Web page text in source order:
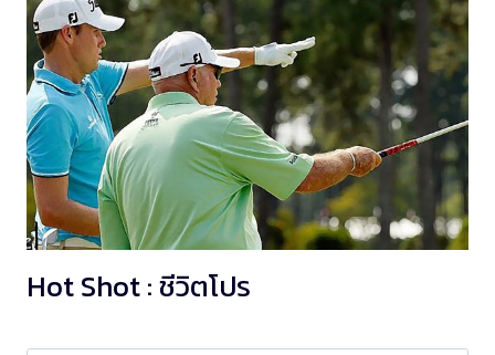
Hot Shot : ชีวิตโปร